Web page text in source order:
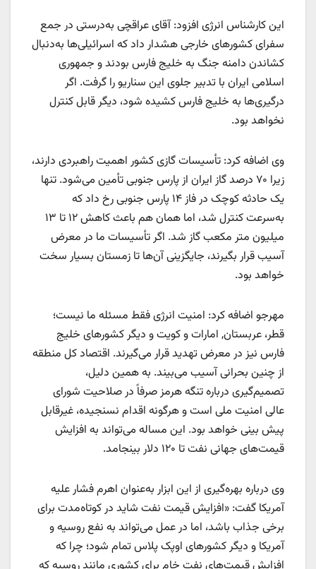
این کارشناس انرژی افزود: آقای عراقچی به‌درستی در جمع
سفرای کشورهای خارجی هشدار داد که اسرائیلی‌ها به‌دنبال
کشاندن دامنه جنگ به خلیج فارس بودند و جمهوری
اسلامی ایران با تدبیر جلوی این سناریو را گرفت. اگر
درگیری‌ها به خلیج فارس کشیده شود، دیگر قابل کنترل
نخواهد بود.
وی اضافه کرد: تأسیسات گازی کشور اهمیت راهبردی دارند،
زیرا ۷۰ درصد گاز ایران از پارس جنوبی تأمین می‌شود. تنها
یک حادثه کوچک در فاز ۱۴ پارس جنوبی رخ داد که
به‌سرعت کنترل شد، اما همان هم باعث کاهش ۱۲ تا ۱۳
میلیون متر مکعب گاز شد. اگر تأسیسات ما در معرض
آسیب قرار بگیرند، جایگزینی آن‌ها تا زمستان بسیار سخت
خواهد بود.
مهرجو اضافه کرد: امنیت انرژی فقط مسئله ما نیست؛
قطر، عربستان, امارات و کویت و دیگر کشورهای خلیج
فارس نیز در معرض تهدید قرار می‌گیرند. اقتصاد کل منطقه
از چنین بحرانی آسیب می‌بیند. به همین دلیل،
تصمیم‌گیری درباره تنگه هرمز صرفاً در صلاحیت شورای
عالی امنیت ملی است و هرگونه اقدام نسنجیده، غیرقابل
پیش بینی خواهد بود. این مساله می‌تواند به افزایش
قیمت‌های جهانی نفت تا ۱۲۰ دلار بینجامد.
وی درباره بهره‌گیری از این ابزار به‌عنوان اهرم فشار علیه
آمریکا گفت: «افزایش قیمت نفت شاید در کوتاه‌مدت برای
برخی جذاب باشد، اما در عمل می‌تواند به نفع روسیه و
آمریکا و دیگر کشورهای اوپک پلاس تمام شود؛ چرا که
افزایش قیمت‌های نفت خام برای کشوری مانند روسیه که